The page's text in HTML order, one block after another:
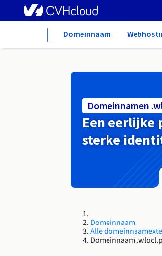
Domeinnaam
Domeinnamen
Een eerlijke
sterke
Domeinnaam
Alle
Domeinnaam